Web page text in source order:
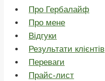
Про Гербалайф
Про мене
Відгуки
Результати клієнтів
Переваги
Прайс-лист